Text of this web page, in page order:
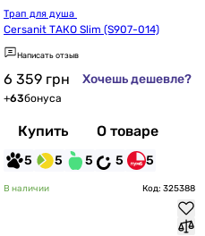
Cersanit ТАКО Slim (S907-014)
Написать отзыв
6 359 грн Хочешь дешевле?
+63бонуса
Купить О товаре
5 5 5 5 5
В наличии Код: 325388